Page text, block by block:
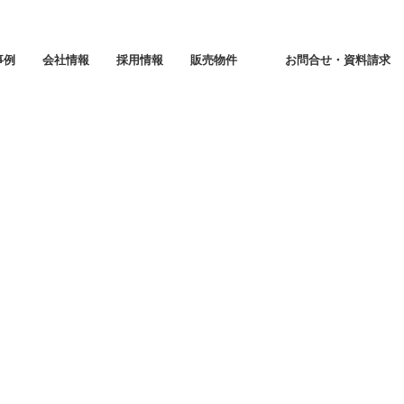
例 会社情報 採用情報 販売物件 お問合せ・資料請求